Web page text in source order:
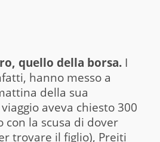
quello della borsa.I
hanno messo a
della sua
aveva chiesto 300
con la scusa di dover
trovare il figlio), Preiti